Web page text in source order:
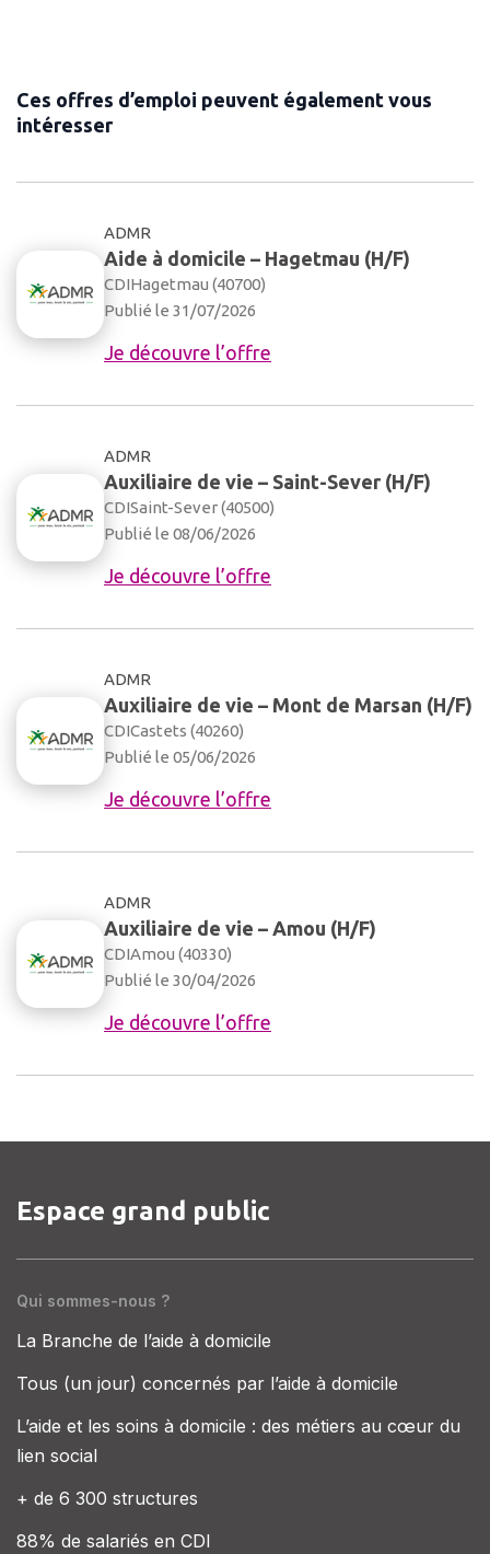
Ces offres d’emploi peuvent également vous
intéresser
ADMR
Aide à domicile – Hagetmau (H/F)
CDIHagetmau (40700)
Publié le 31/07/2026
Je découvre l’offre
ADMR
Auxiliaire de vie – Saint-Sever (H/F)
CDISaint-Sever (40500)
Publié le 08/06/2026
Je découvre l’offre
ADMR
Auxiliaire de vie – Mont de Marsan (H/F)
CDICastets (40260)
Publié le 05/06/2026
Je découvre l’offre
ADMR
Auxiliaire de vie – Amou (H/F)
CDIAmou (40330)
Publié le 30/04/2026
Je découvre l’offre
Espace grand public
Qui sommes-nous ?
La Branche de l’aide à domicile
Tous (un jour) concernés par l’aide à domicile
L’aide et les soins à domicile : des métiers au cœur du
lien social
+ de 6 300 structures
88% de salariés en CDI